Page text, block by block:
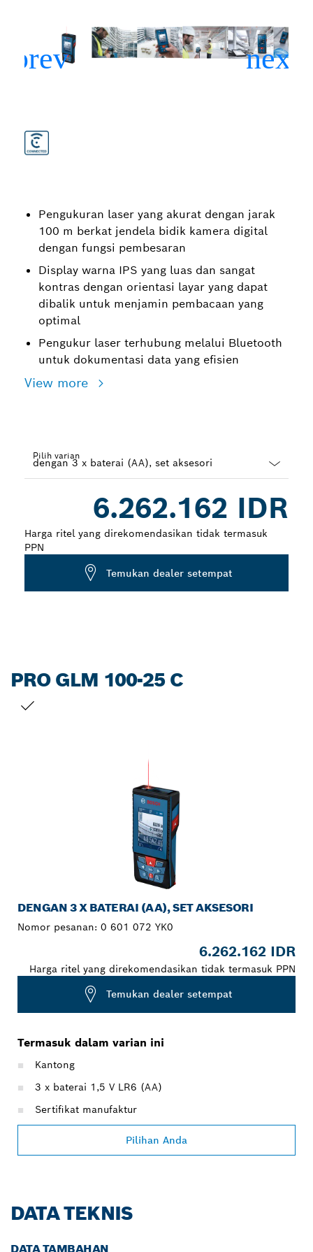
Pengukuran laser yang akurat dengan jarak
100 m berkat jendela bidik kamera digital
dengan fungsi pembesaran
Display warna IPS yang luas dan sangat
kontras dengan orientasi layar yang dapat
dibalik untuk menjamin pembacaan yang
optimal
Pengukur laser terhubung melalui Bluetooth
untuk dokumentasi data yang efisien
View more
Pilih varian
6.262.162 IDR
Harga ritel yang direkomendasikan tidak termasuk
PPN
Temukan dealer setempat
PRO GLM 100-25 C
DENGAN 3 X BATERAI (AA), SET AKSESORI
Nomor pesanan: 0 601 072 YK0
6.262.162 IDR
Harga ritel yang direkomendasikan tidak termasuk PPN
Temukan dealer setempat
Termasuk dalam varian ini
Kantong
3 x baterai 1,5 V LR6 (AA)
Sertifikat manufaktur
Pilihan Anda
DATA TEKNIS
DATA TAMBAHAN